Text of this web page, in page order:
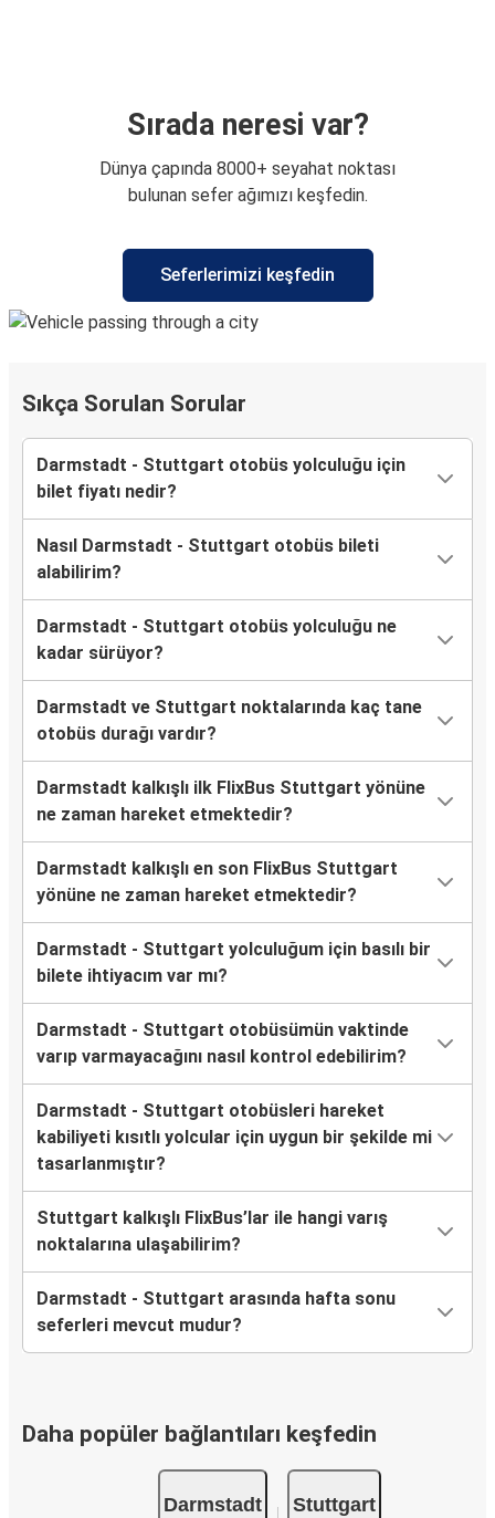
Sırada neresi var?
Dünya çapında 8000+ seyahat noktası
bulunan sefer ağımızı keşfedin.
Seferlerimizi keşfedin
Sıkça Sorulan Sorular
Darmstadt - Stuttgart otobüs yolculuğu için
bilet fiyatı nedir?
Nasıl Darmstadt - Stuttgart otobüs bileti
alabilirim?
Darmstadt - Stuttgart otobüs yolculuğu ne
kadar sürüyor?
Darmstadt ve Stuttgart noktalarında kaç tane
otobüs durağı vardır?
Darmstadt kalkışlı ilk FlixBus Stuttgart yönüne
ne zaman hareket etmektedir?
Darmstadt kalkışlı en son FlixBus Stuttgart
yönüne ne zaman hareket etmektedir?
Darmstadt - Stuttgart yolculuğum için basılı bir
bilete ihtiyacım var mı?
Darmstadt - Stuttgart otobüsümün vaktinde
varıp varmayacağını nasıl kontrol edebilirim?
Darmstadt - Stuttgart otobüsleri hareket
kabiliyeti kısıtlı yolcular için uygun bir şekilde mi
tasarlanmıştır?
Stuttgart kalkışlı FlixBus’lar ile hangi varış
noktalarına ulaşabilirim?
Darmstadt - Stuttgart arasında hafta sonu
seferleri mevcut mudur?
Daha popüler bağlantıları keşfedin
Darmstadt Stuttgart